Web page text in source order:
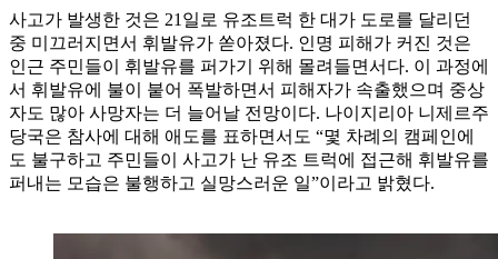
사고가 발생한 것은 21일로 유조트럭 한 대가 도로를 달리던
중 미끄러지면서 휘발유가 쏟아졌다. 인명 피해가 커진 것은
인근 주민들이 휘발유를 퍼가기 위해 몰려들면서다. 이 과정에
서 휘발유에 불이 붙어 폭발하면서 피해자가 속출했으며 중상
자도 많아 사망자는 더 늘어날 전망이다. 나이지리아 니제르주
당국은 참사에 대해 애도를 표하면서도 “몇 차례의 캠페인에
도 불구하고 주민들이 사고가 난 유조 트럭에 접근해 휘발유를
퍼내는 모습은 불행하고 실망스러운 일”이라고 밝혔다.